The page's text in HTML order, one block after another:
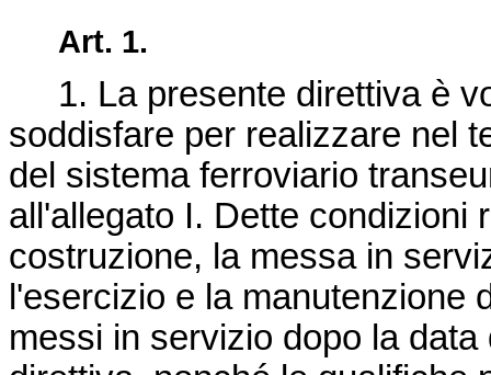
Art. 1.
1. La presente direttiva è
soddisfare per realizzare nel
del sistema ferroviario
all'allegato I. Dette condizioni
costruzione, la messa in
l'esercizio e la manutenzione
messi in servizio dopo la